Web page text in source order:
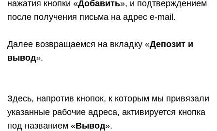
нажатия кнопки «Добавить», и подтверждением
после получения письма на адрес e-mail.
Далее возвращаемся на вкладку «Депозит и
вывод».
Здесь, напротив кнопок, к которым мы привязали
указанные рабочие адреса, активируется кнопка
под названием «Вывод».